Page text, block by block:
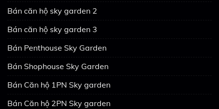
Bán căn hộ sky garden 2
Bán căn hộ sky garden 3
Bán Penthouse Sky Garden
Bán Shophouse Sky Garden
Bán Căn hộ 1PN Sky garden
Bán Căn hộ 2PN Sky garden